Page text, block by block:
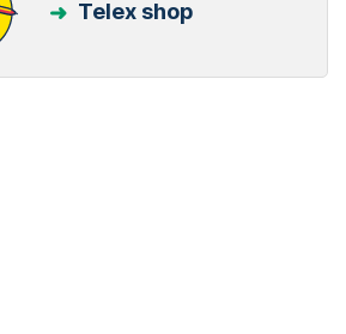
Telex shop